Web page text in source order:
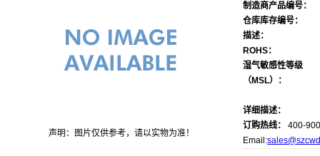
声明：图片仅供参考，请以实物为准！
制造商产品编号：
仓库库存编号：
描述：
ROHS：
湿气敏感性等级
（MSL）：
详细描述：
订购热线：
400-
Email: